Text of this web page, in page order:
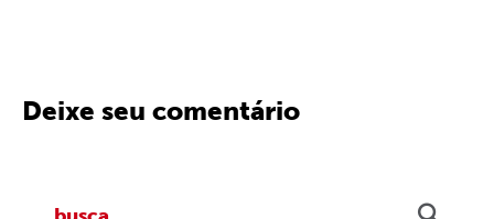
Deixe seu comentário